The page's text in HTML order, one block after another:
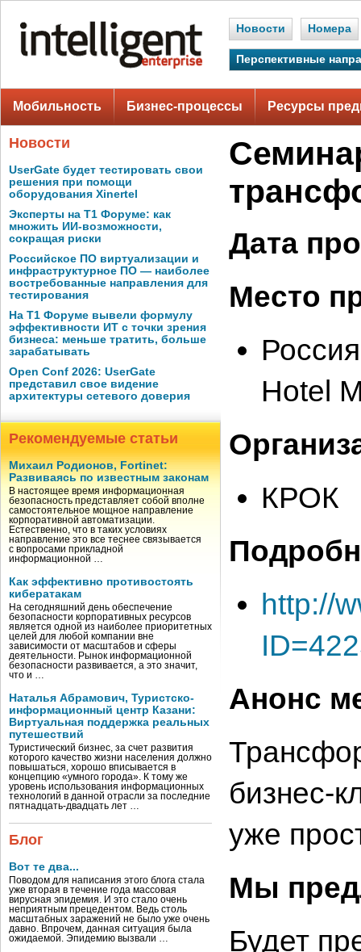
Новости Номера
Перспективные
Мобильность Бизнес-процессы Ресурсы
Новости
UserGate будет тестировать свои
решения при помощи
оборудования Xinertel
Эксперты на Т1 Форуме: как
множить ИИ-возможности,
сокращая риски
Российское ПО виртуализации и
инфраструктурное ПО — наиболее
востребованные направления для
тестирования
На Т1 Форуме вывели формулу
эффективности ИТ с точки зрения
бизнеса: меньше тратить, больше
зарабатывать
Open Conf 2026: UserGate
представил свое видение
архитектуры сетевого доверия
Рекомендуемые статьи
Михаил Родионов, Fortinet:
Развиваясь по известным законам
В настоящее время информационная
безопасность представляет собой вполне
самостоятельное мощное направление
корпоративной автоматизации.
Естественно, что в таких условиях
направление это все теснее связывается
с вопросами прикладной
информационной …
Как эффективно противостоять
кибератакам
На сегодняшний день обеспечение
безопасности корпоративных ресурсов
является одной из наиболее приоритетных
целей для любой компании вне
зависимости от масштабов и сферы
деятельности. Рынок информационной
безопасности развивается, а это значит,
что и …
Наталья Абрамович, Туристско-
информационный центр Казани:
Виртуальная поддержка реальных
путешествий
Туристический бизнес, за счет развития
которого качество жизни населения должно
повышаться, хорошо вписывается в
концепцию «умного города». К тому же
уровень использования информационных
технологий в данной отрасли за последние
пятнадцать-двадцать лет …
Блог
Вот те два...
Поводом для написания этого блога стала
уже вторая в течение года массовая
вирусная эпидемия. И это стало очень
неприятным прецедентом. Ведь столь
масштабных заражений не было уже очень
давно. Впрочем, данная ситуация была
ожидаемой. Эпидемию вызвали …
Дата
Место
Hotel
КРОК
http://
Анонс
бизнес-
уже
Мы
Будет